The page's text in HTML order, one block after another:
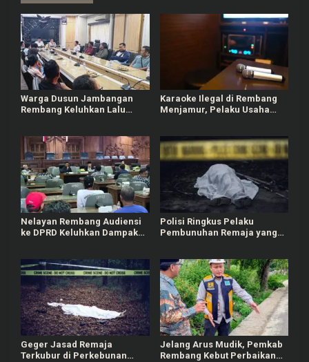
Warga Dusun Jambangan
Rembang Keluhkan Lalu
Karaoke Ilegal di Rembang
Menjamur, Pelaku Usaha
Nelayan Rembang Audiensi
ke DPRD Keluhkan Dampak
Polisi Ringkus Pelaku
Pembunuhan Remaja yang
Geger Jasad Remaja
Terkubur di Perkebunan
Jelang Arus Mudik, Pemkab
Rembang Kebut Perbaikan